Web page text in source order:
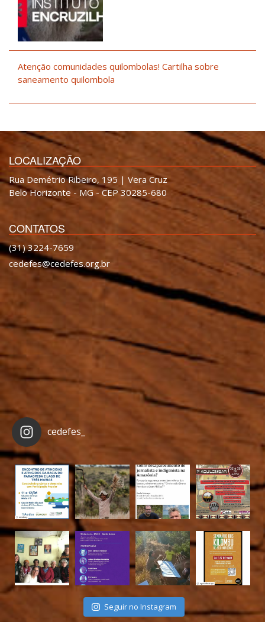
Atenção comunidades quilombolas! Cartilha sobre
saneamento quilombola
LOCALIZAÇÃO
Rua Demétrio Ribeiro, 195 | Vera Cruz
Belo Horizonte - MG - CEP 30285-680
CONTATOS
(31) 3224-7659
cedefes@cedefes.org.br
cedefes_
Seguir no Instagram